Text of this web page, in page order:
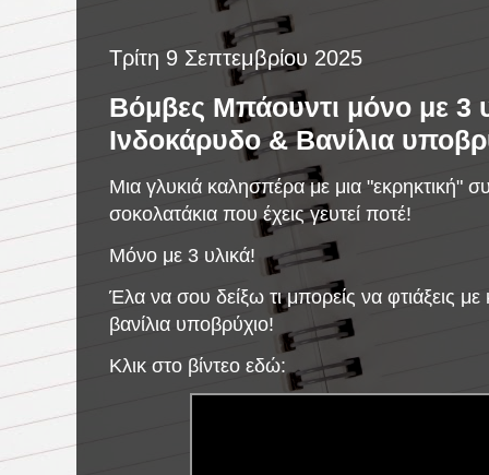
Τρίτη 9 Σεπτεμβρίου 2025
Βόμβες Μπάουντι μόνο με 3
Ινδοκάρυδο & Βανίλια
Μια γλυκιά καλησπέρα με μια "εκρηκτική"
σοκολατάκια που έχεις γευτεί ποτέ!
Μόνο με 3 υλικά!
Έλα να σου δείξω τι μπορείς να φτιάξεις
βανίλια υποβρύχιο!
Κλικ στο βίντεο εδώ: